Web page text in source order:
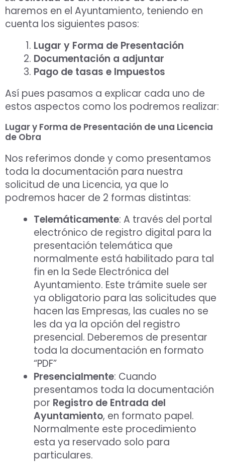
haremos en el Ayuntamiento, teniendo en
cuenta los siguientes pasos:
Lugar y Forma de Presentación
Documentación a adjuntar
Pago de tasas e Impuestos
Así pues pasamos a explicar cada uno de
estos aspectos como los podremos realizar:
Lugar y Forma de Presentación de una Licencia
de Obra
Nos referimos donde y como presentamos
toda la documentación para nuestra
solicitud de una Licencia, ya que lo
podremos hacer de 2 formas distintas:
Telemáticamente: A través del portal
electrónico de registro digital para la
presentación telemática que
normalmente está habilitado para tal
fin en la Sede Electrónica del
Ayuntamiento. Este trámite suele ser
ya obligatorio para las solicitudes que
hacen las Empresas, las cuales no se
les da ya la opción del registro
presencial. Deberemos de presentar
toda la documentación en formato
“PDF”
Presencialmente: Cuando
presentamos toda la documentación
por Registro de Entrada del
Ayuntamiento, en formato papel.
Normalmente este procedimiento
esta ya reservado solo para
particulares.